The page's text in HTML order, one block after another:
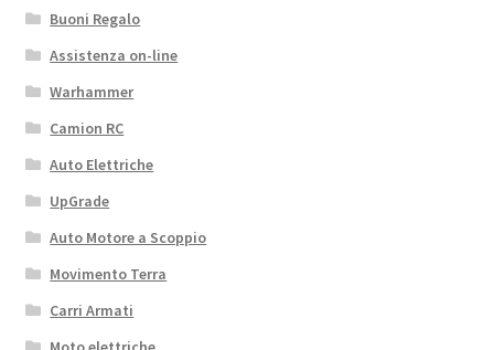
Buoni Regalo
Assistenza on-line
Warhammer
Camion RC
Auto Elettriche
UpGrade
Auto Motore a Scoppio
Movimento Terra
Carri Armati